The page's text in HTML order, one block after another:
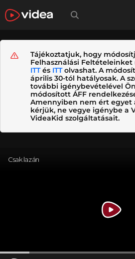
Tájékoztatjuk, hogy
Felhasználási Feltételeinket
ITTés ITTolvashat. A
április 30-tól hatályosak. A
további igénybevételével
módosított ÁFF
Amennyiben nem ért egyet
kérjük, ne vegye igénybe a
VideaKid szolgáltatásait.